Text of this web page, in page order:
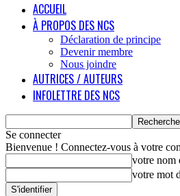
ACCUEIL
À PROPOS DES NCS
Déclaration de principe
Devenir membre
Nous joindre
AUTRICES / AUTEURS
INFOLETTRE DES NCS
Se connecter
Bienvenue ! Connectez-vous à votre
votre nom
votre mot